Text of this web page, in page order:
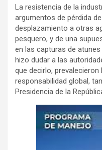
La resistencia de la
argumentos de pérdida
desplazamiento a otras
pesquero, y de una
en las capturas de
hizo dudar a las
que decirlo,
responsabilidad global,
Presidencia de la